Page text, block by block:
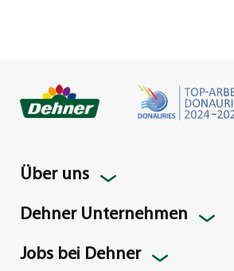
Über uns
Dehner Unternehmen
Jobs bei Dehner